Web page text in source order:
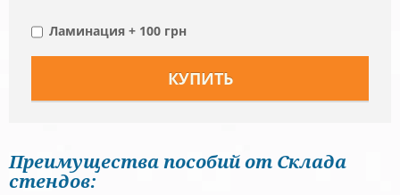
Ламинация + 100 грн
Преимущества пособий от Склада
стендов: